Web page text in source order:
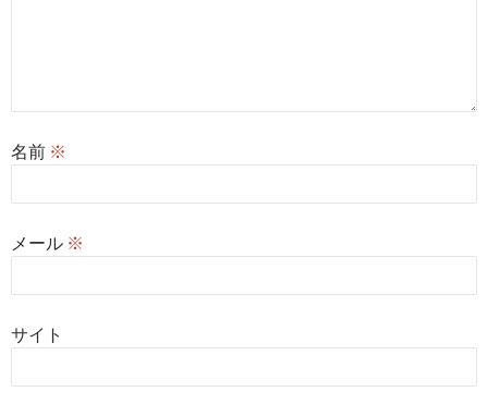
名前 ※
メール ※
サイト